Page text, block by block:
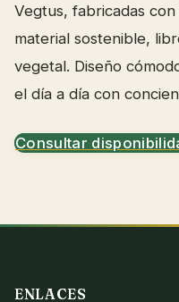
Vegtus, fabricadas con
material sostenible,
vegetal. Diseño
el día a día con
Consultar
ENLACES